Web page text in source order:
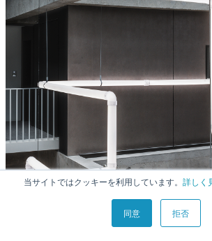
当サイトではクッキーを利用しています。 詳しく
同意 拒否